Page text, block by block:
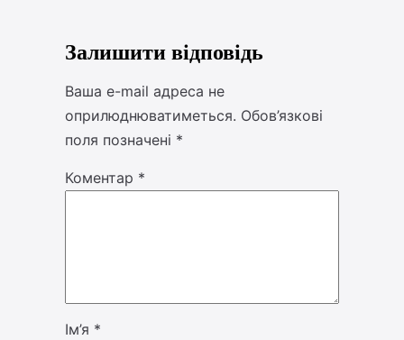
Залишити відповідь
Ваша e-mail адреса не
оприлюднюватиметься. Обов’язкові
поля позначені *
Коментар *
Ім’я *